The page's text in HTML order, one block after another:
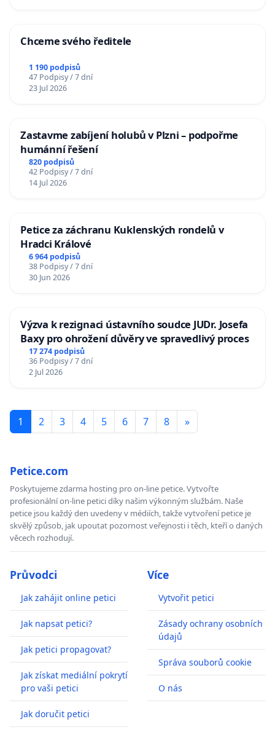
Chceme svého ředitele
1 190 podpisů
47 Podpisy / 7 dní
23 Jul 2026
Zastavme zabíjení holubů v Plzni – podpořme
humánní řešení
820 podpisů
42 Podpisy / 7 dní
14 Jul 2026
Petice za záchranu Kuklenských rondelů v
Hradci Králové
6 964 podpisů
38 Podpisy / 7 dní
30 Jun 2026
Výzva k rezignaci ústavního soudce JUDr. Josefa
Baxy pro ohrožení důvěry ve spravedlivý proces
17 274 podpisů
36 Podpisy / 7 dní
2 Jul 2026
1 2 3 4 5 6 7 8 »
Petice.com
Poskytujeme zdarma hosting pro on-line petice. Vytvořte
profesionální on-line petici díky našim výkonným službám. Naše
petice jsou každý den uvedeny v médiích, takže vytvoření petice je
skvělý způsob, jak upoutat pozornost veřejnosti i těch, kteří o daných
věcech rozhodují.
Průvodci
Jak zahájit online petici
Jak napsat petici?
Jak petici propagovat?
Jak získat mediální pokrytí
pro vaši petici
Jak doručit petici
Více
Vytvořit petici
Zásady ochrany osobních
údajů
Správa souborů cookie
O nás